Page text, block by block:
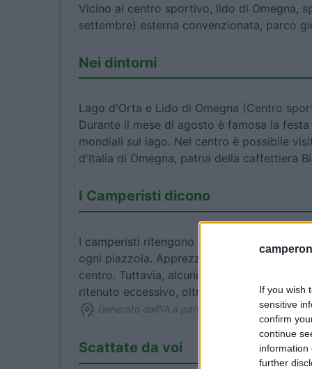
If you wish
sensitive
confirm
continue
information
further
Vicino al centro sportivo, lido di Omegna,
settembre) esterna convenzionata, parco
Nei dintorni
Lago d'Orta e Lido di Omegna (Centro
Durante il mese di agosto è famosa la
mondiali sul lago. Nel centro è possibile
d'Italia di Omegna, patria della caffettiera
I Camperisti dicono
I camperisti ritengono l'area ben
ogni piazzola. Apprezzano la splendida
centro. Tuttavia, alcuni lamentano le
ritenuto eccessivo, oltre a problematiche
Generato dall'IA a partire dal testo delle
Scattate da voi